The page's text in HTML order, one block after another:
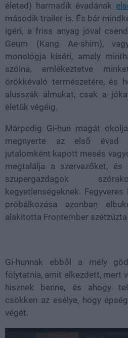
életed) harmadik évadának
második trailer is. És bár
ígéri, a friss anyag jóval
Geum (Kang Ae-shim),
monológja kíséri, amely
szólna, emlékeztetve
örökkévaló természetére, és
alusszák álmukat, csak a
életük végéig.
Márpedig Gi-hun magát
megnyerte az első évad
jutalomként kapott mesés
megtalálja a szervezőket,
szupergazdagok
kegyetlenségeknek.
próbálkozása azonban
alakította Frontember
Gi-hunnak ebből a mély
folytatnia, amit elkezdett, mert
hisznek benne, és ahogy
csökken az esélye, hogy
végét.